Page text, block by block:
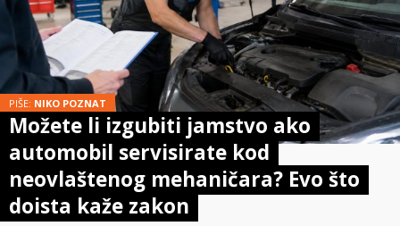
PIŠE: NIKO POZNAT
Možete li izgubiti jamstvo ako
automobil servisirate kod
neovlaštenog mehaničara? Evo što
doista kaže zakon